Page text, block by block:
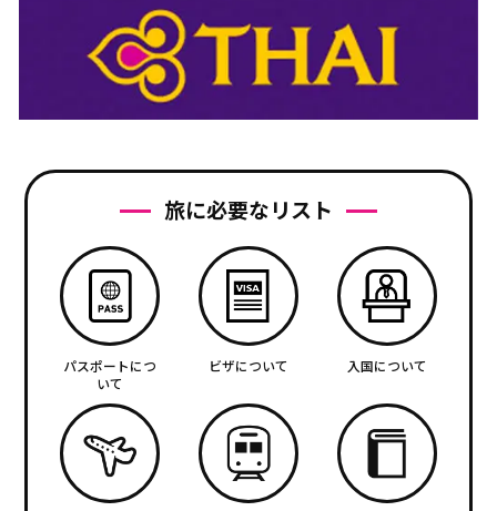
旅に必要なリスト
パスポートにつ
いて
ビザについて 入国について